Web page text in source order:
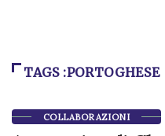
TAGS :PORTOGHESE
COLLABORAZIONI